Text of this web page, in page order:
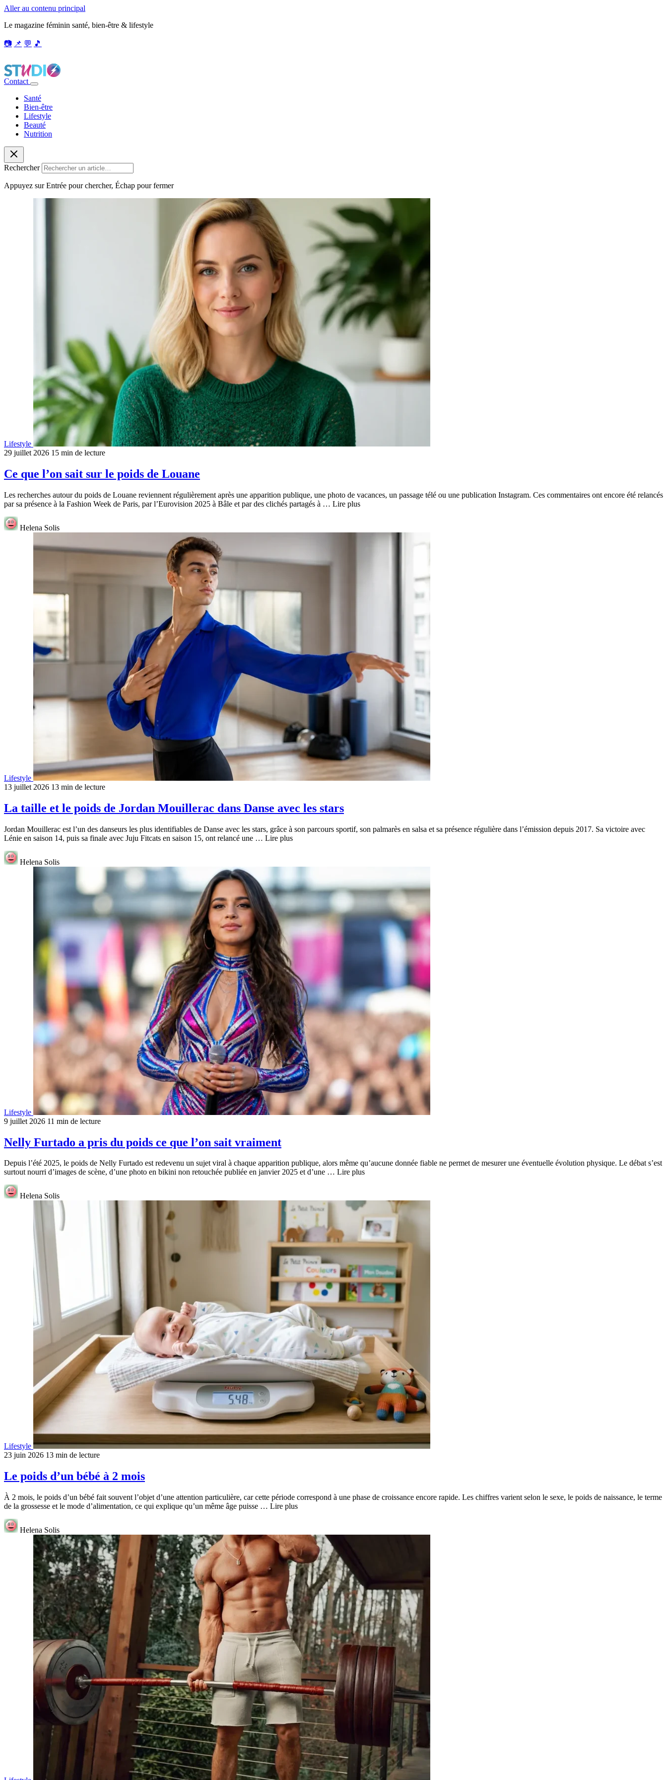
Aller au contenu principal
Le magazine féminin santé, bien-être & lifestyle
📷 📌 💬 🎵
Contact
Santé
Bien-être
Lifestyle
Beauté
Nutrition
Rechercher
Appuyez sur Entrée pour chercher, Échap pour fermer
Lifestyle
29 juillet 2026 15 min de lecture
Ce que l’on sait sur le poids de Louane
Les recherches autour du poids de Louane reviennent régulièrement après une apparition publique, une photo de vacances, un passage télé ou une publication Instagram. Ces commentaires ont encore été relancés
par sa présence à la Fashion Week de Paris, par l’Eurovision 2025 à Bâle et par des clichés partagés à … Lire plus
Helena Solis
Lifestyle
13 juillet 2026 13 min de lecture
La taille et le poids de Jordan Mouillerac dans Danse avec les stars
Jordan Mouillerac est l’un des danseurs les plus identifiables de Danse avec les stars, grâce à son parcours sportif, son palmarès en salsa et sa présence régulière dans l’émission depuis 2017. Sa victoire avec
Lénie en saison 14, puis sa finale avec Juju Fitcats en saison 15, ont relancé une … Lire plus
Helena Solis
Lifestyle
9 juillet 2026 11 min de lecture
Nelly Furtado a pris du poids ce que l’on sait vraiment
Depuis l’été 2025, le poids de Nelly Furtado est redevenu un sujet viral à chaque apparition publique, alors même qu’aucune donnée fiable ne permet de mesurer une éventuelle évolution physique. Le débat s’est
surtout nourri d’images de scène, d’une photo en bikini non retouchée publiée en janvier 2025 et d’une … Lire plus
Helena Solis
Lifestyle
23 juin 2026 13 min de lecture
Le poids d’un bébé à 2 mois
À 2 mois, le poids d’un bébé fait souvent l’objet d’une attention particulière, car cette période correspond à une phase de croissance encore rapide. Les chiffres varient selon le sexe, le poids de naissance, le terme
de la grossesse et le mode d’alimentation, ce qui explique qu’un même âge puisse … Lire plus
Helena Solis